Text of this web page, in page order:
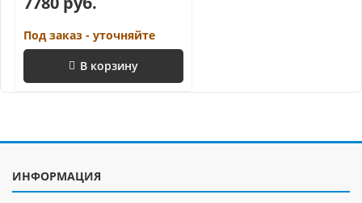
Под заказ - уточняйте
В корзину
ИНФОРМАЦИЯ